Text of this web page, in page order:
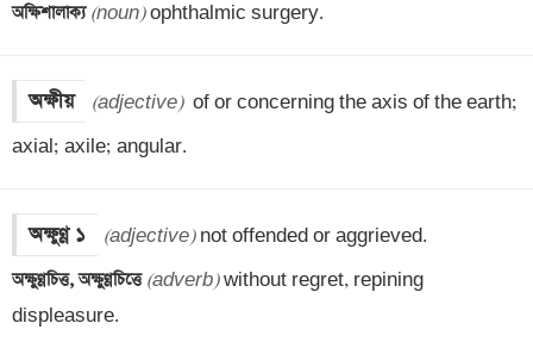
অক্ষিশালাক্য (noun) ophthalmic surgery.
অক্ষীয় (adjective)
  of or concerning the axis of the earth;
axial; axile; angular.
অক্ষুণ্ণ ১ (adjective)
অক্ষুণ্ণচিত্ত, অক্ষুণ্ণচিত্তে (adverb) without regret, repining
displeasure.